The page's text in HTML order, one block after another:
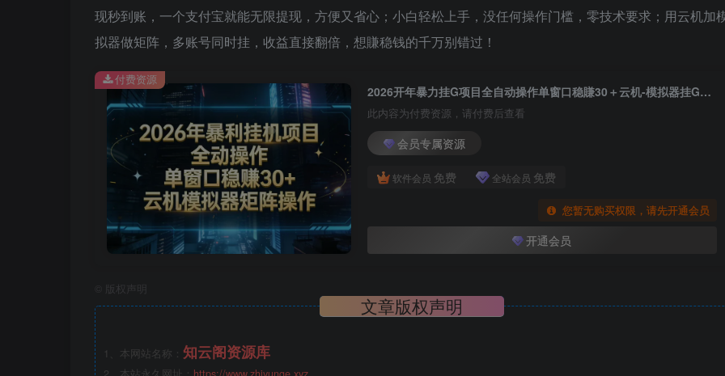
现秒到账，一个支付宝就能无限提现，方便又省心；小白轻松上手，没任何操作门槛，零技术要求；用云机加
拟器做矩阵，多账号同时挂，收益直接翻倍，想賺稳钱的千万别错过！
2026开年暴力挂G项目全自动操作单窗口稳賺30＋云机-模拟器挂G掘金可批量矩阵操作【揭秘】
此内容为付费资源，请付费后查看
会员专属资源
软件会员 免费 全站会员 免费
您暂无购买权限，请先开通会员
开通会员
付费资源
版权声明
文章版权声明
1、本网站名称： 知云阁资源库